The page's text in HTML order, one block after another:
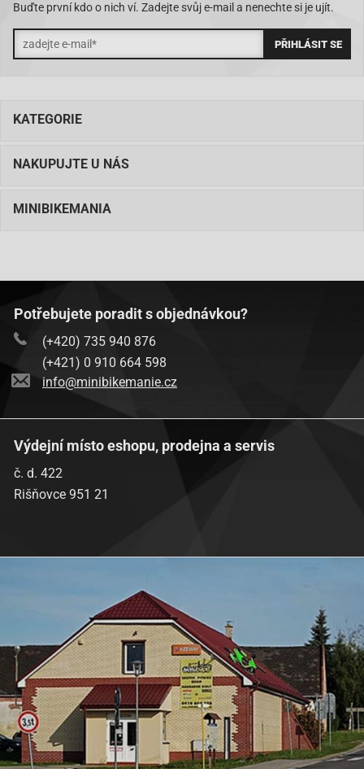
Buďte první kdo o nich ví. Zadejte svůj e-mail a nenechte si je ujít.
KATEGORIE
NAKUPUJTE U NÁS
MINIBIKEMANIA
Potřebujete poradit s objednávkou?
(+420) 735 940 876
(+421) 0 910 664 598
info@minibikemanie.cz
Výdejní místo eshopu, prodejna a servis
č. d. 422
Rišňovce 951 21